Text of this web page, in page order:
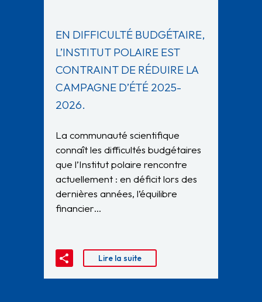
EN DIFFICULTÉ BUDGÉTAIRE,
L’INSTITUT POLAIRE EST
CONTRAINT DE RÉDUIRE LA
CAMPAGNE D’ÉTÉ 2025-
2026.
La communauté scientifique
connaît les difficultés budgétaires
que l’Institut polaire rencontre
actuellement : en déficit lors des
dernières années, l’équilibre
financier…
Lire la suite